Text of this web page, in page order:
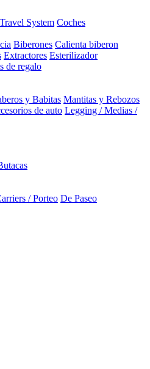
System Coches
Biberones Calienta biberon
Extractores Esterilizador
de regalo
y Babitas Mantitas y Rebozos
de auto Legging / Medias /
/ Porteo De Paseo